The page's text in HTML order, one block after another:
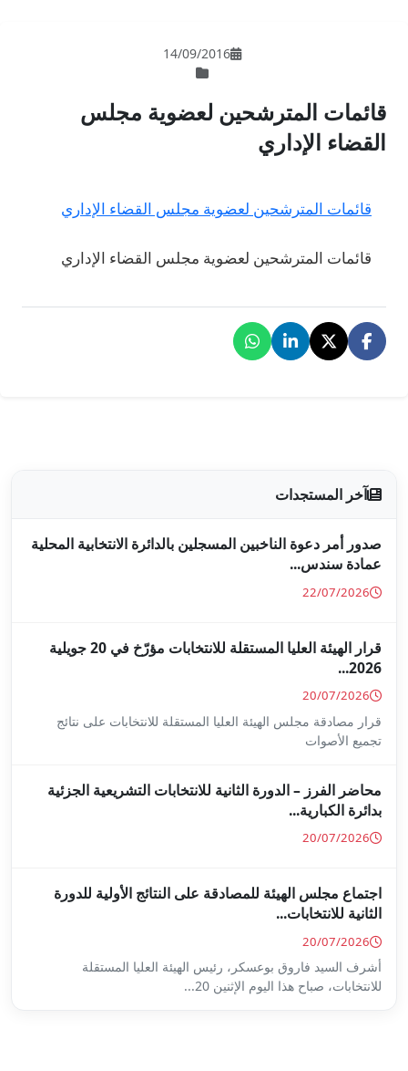
لعضوية مجلس
مجلس القضاء الإداري
مجلس القضاء الإداري
بالدائرة الانتخابية المحلية
قرار الهيئة العليا المستقلة للانتخابات مؤرّخ في 20 جويلية
المستقلة للانتخابات على نتائج
للانتخابات التشريعية الجزئية
على النتائج الأولية للدورة
الهيئة العليا المستقلة